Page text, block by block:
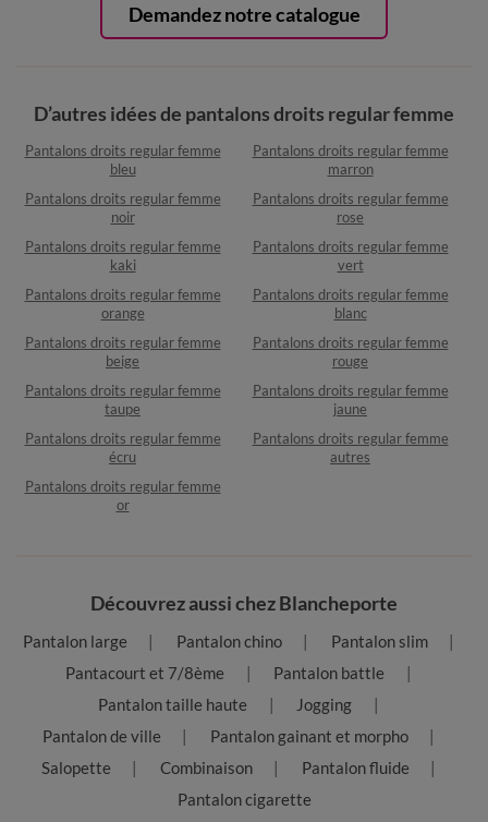
Demandez notre catalogue
D’autres idées de pantalons droits regular femme
Pantalons droits regular femme
bleu
Pantalons droits regular femme
marron
Pantalons droits regular femme
noir
Pantalons droits regular femme
rose
Pantalons droits regular femme
kaki
Pantalons droits regular femme
vert
Pantalons droits regular femme
orange
Pantalons droits regular femme
blanc
Pantalons droits regular femme
beige
Pantalons droits regular femme
rouge
Pantalons droits regular femme
taupe
Pantalons droits regular femme
jaune
Pantalons droits regular femme
écru
Pantalons droits regular femme
autres
Pantalons droits regular femme
or
Découvrez aussi chez Blancheporte
Pantalon large Pantalon chino
Pantalon slim
Pantacourt et 7/8ème
Pantalon battle
Pantalon taille haute
Jogging
Pantalon de ville
Pantalon gainant et morpho
Salopette
Combinaison
Pantalon fluide
Pantalon cigarette